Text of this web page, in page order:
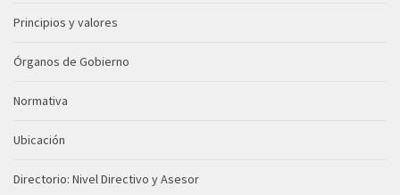
Principios y valores
Órganos de Gobierno
Normativa
Ubicación
Directorio: Nivel Directivo y Asesor